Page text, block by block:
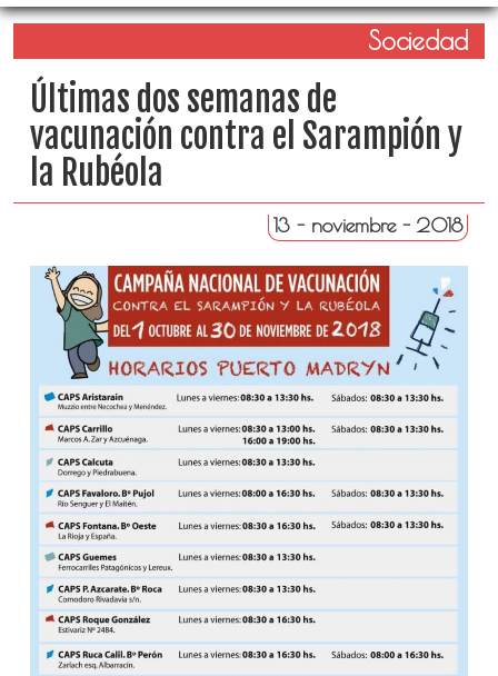
Sociedad
Últimas dos semanas de
vacunación contra el Sarampión y
la Rubéola
13 - noviembre - 2018